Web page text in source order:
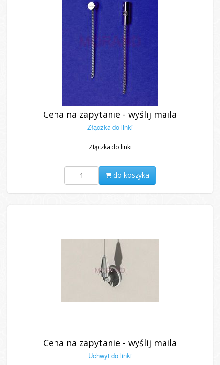
Cena na zapytanie - wyślij maila
Złączka do linki
Złączka do linki
do koszyka
Cena na zapytanie - wyślij maila
Uchwyt do linki